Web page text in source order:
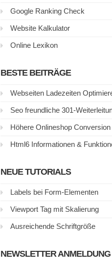
Google Ranking Check
Website Kalkulator
Online Lexikon
BESTE BEITRÄGE
Webseiten Ladezeiten
Seo freundliche 301-
Höhere Onlineshop Conversion
Html6 Informationen &
NEUE TUTORIALS
Labels bei Form-Elementen
Viewport Tag mit Skalierung
Ausreichende Schriftgröße
NEWSLETTER ANMELDUNG